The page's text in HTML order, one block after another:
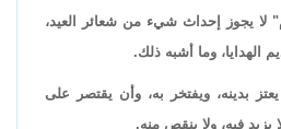
لا يجوز إحداث شيء من شعائر العيد،
الهدايا، وما أشبه ذلك.
بدينه، ويفتخر به، وأن يقتصر على
يزيد فيه، ولا ينقص منه.